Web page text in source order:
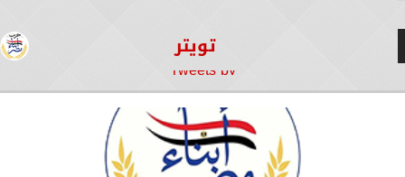
تويتر
Tweets by